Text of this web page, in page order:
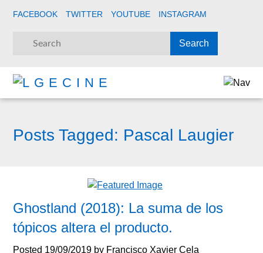
FACEBOOK TWITTER YOUTUBE INSTAGRAM
Posts Tagged: Pascal Laugier
Ghostland (2018): La suma de los
tópicos altera el producto.
Posted 19/09/2019 by Francisco Xavier Cela